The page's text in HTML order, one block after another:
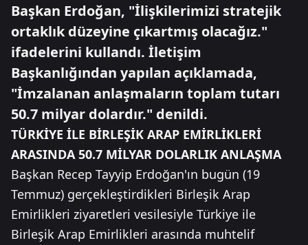
Başkan Erdoğan, "İlişkilerimizi stratejik
ortaklık düzeyine çıkartmış olacağız."
ifadelerini kullandı. İletişim
Başkanlığından yapılan açıklamada,
"İmzalanan anlaşmaların toplam tutarı
50.7 milyar dolardır." denildi.
TÜRKİYE İLE BİRLEŞİK ARAP EMİRLİKLERİ
ARASINDA 50.7 MİLYAR DOLARLIK ANLAŞMA
Başkan Recep Tayyip Erdoğan'ın bugün (19
Temmuz) gerçekleştirdikleri Birleşik Arap
Emirlikleri ziyaretleri vesilesiyle Türkiye ile
Birleşik Arap Emirlikleri arasında muhtelif